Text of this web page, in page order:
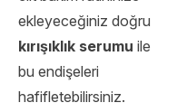
ekleyeceğiniz doğru
kırışıklık serumu ile
bu endişeleri
hafifletebilirsiniz.